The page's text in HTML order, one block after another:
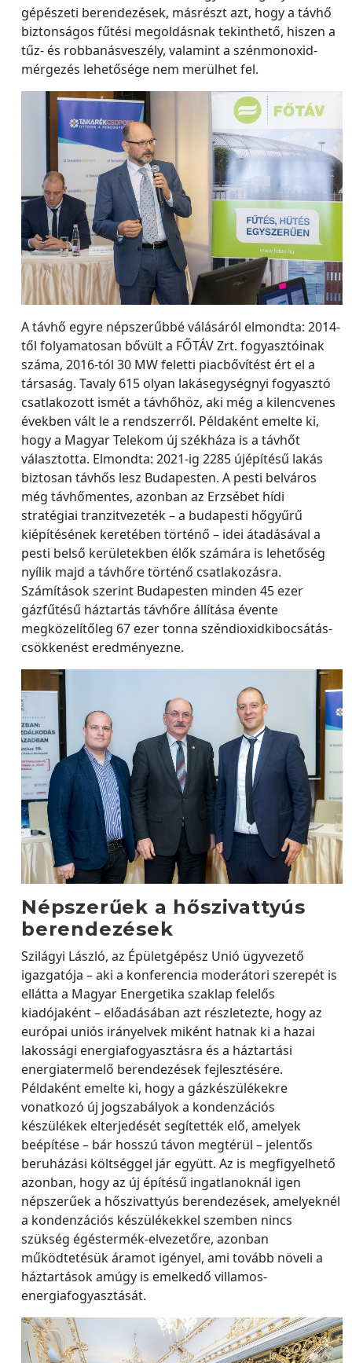
gépészeti berendezések, másrészt azt, hogy a távhő
biztonságos fűtési megoldásnak tekinthető, hiszen a
tűz- és robbanásveszély, valamint a szénmonoxid-
mérgezés lehetősége nem merülhet fel.
A távhő egyre népszerűbbé válásáról elmondta: 2014-
től folyamatosan bővült a FŐTÁV Zrt. fogyasztóinak
száma, 2016-tól 30 MW feletti piacbővítést ért el a
társaság. Tavaly 615 olyan lakásegységnyi fogyasztó
csatlakozott ismét a távhőhöz, aki még a kilencvenes
években vált le a rendszerről. Példaként emelte ki,
hogy a Magyar Telekom új székháza is a távhőt
választotta. Elmondta: 2021-ig 2285 újépítésű lakás
biztosan távhős lesz Budapesten. A pesti belváros
még távhőmentes, azonban az Erzsébet hídi
stratégiai tranzitvezeték – a budapesti hőgyűrű
kiépítésének keretében történő – idei átadásával a
pesti belső kerületekben élők számára is lehetőség
nyílik majd a távhőre történő csatlakozásra.
Számítások szerint Budapesten minden 45 ezer
gázfűtésű háztartás távhőre állítása évente
megközelítőleg 67 ezer tonna széndioxidkibocsátás-
csökkenést eredményezne.
Népszerűek a hőszivattyús
berendezések
Szilágyi László, az Épületgépész Unió ügyvezető
igazgatója – aki a konferencia moderátori szerepét is
ellátta a Magyar Energetika szaklap felelős
kiadójaként – előadásában azt részletezte, hogy az
európai uniós irányelvek miként hatnak ki a hazai
lakossági energiafogyasztásra és a háztartási
energiatermelő berendezések fejlesztésére.
Példaként emelte ki, hogy a gázkészülékekre
vonatkozó új jogszabályok a kondenzációs
készülékek elterjedését segítették elő, amelyek
beépítése – bár hosszú távon megtérül – jelentős
beruházási költséggel jár együtt. Az is megfigyelhető
azonban, hogy az új építésű ingatlanoknál igen
népszerűek a hőszivattyús berendezések, amelyeknél
a kondenzációs készülékekkel szemben nincs
szükség égéstermék-elvezetőre, azonban
működtetésük áramot igényel, ami tovább növeli a
háztartások amúgy is emelkedő villamos-
energiafogyasztását.